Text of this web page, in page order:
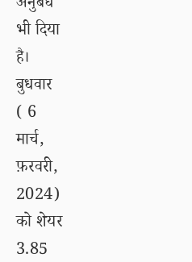
भी दिया
है।
बुधवार
( 6
मार्च,
फ़रवरी,
2024)
को शेयर
3.85